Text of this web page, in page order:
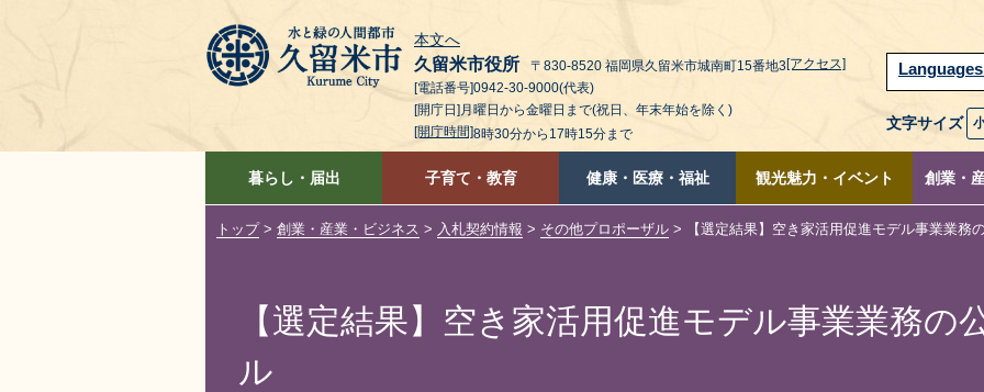
本文へ
久留米市役所 〒830-8520 福岡県久留米市城南町15番地3[アクセス]
[電話番号]0942-30-9000(代表)
[開庁日]月曜日から金曜日まで(祝日、年末年始を除く)
[開庁時間]8時30分から17時15分まで
文字サイズ
暮らし・届出 子育て・教育 健康・医療・福祉 観光魅力・イベント 創業・
トップ> 創業・産業・ビジネス > 入札契約情報 > その他プロポーザル > 【選定結果】空き家活用促進モデル事業業務
【選定結果】空き家活用促進モデル事業業務の
ル